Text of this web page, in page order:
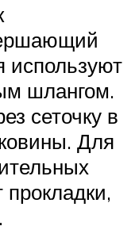
используют
шлангом.
сеточку в
Для